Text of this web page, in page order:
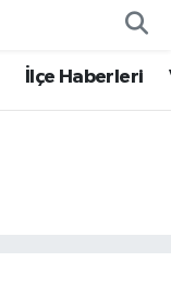
İlçe Haberleri